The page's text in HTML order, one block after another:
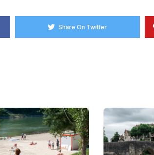
Share On Twitter